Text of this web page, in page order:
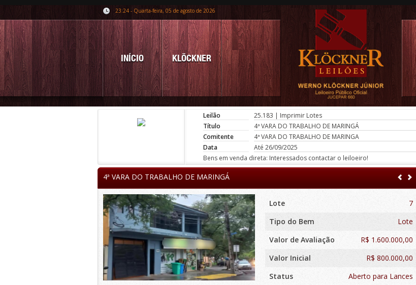
23:24 - Quarta-feira, 05 de agosto de 2026
INÍCIO KLÖCKNER
Leilão 25.183 | Imprimir Lotes
Título
4ª VARA DO TRABALHO DE MARINGÁ
Comitente
4ª VARA DO TRABALHO DE MARINGA
Data
Até 26/09/2025
Bens em venda direta: Interessados contactar o leiloeiro!
4ª VARA DO TRABALHO DE MARINGÁ
Lote
7
Tipo do Bem
Lote
Valor de Avaliação
R$ 1.600.000,00
Valor Inicial
R$ 800.000,00
Status
Aberto para Lances